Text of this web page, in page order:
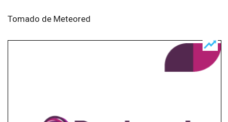
Tomado de Meteored